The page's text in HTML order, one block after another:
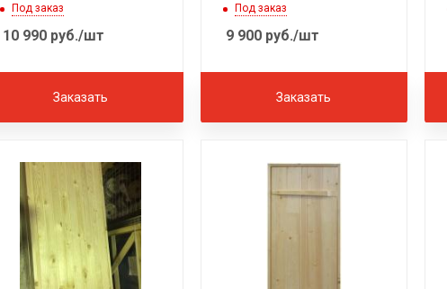
Под заказ
10 990 руб./шт
Заказать
Под заказ
9 900 руб./шт
Заказать